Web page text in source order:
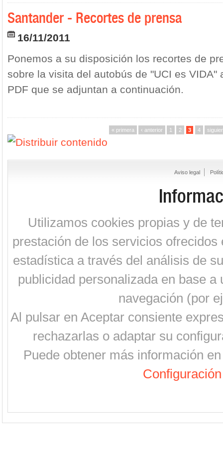
Santander - Recortes de prensa
16/11/2011
Ponemos a su disposición los recortes de
sobre la visita del autobús de "UCI es VIDA"
PDF que se adjuntan a continuación.
« primera ‹ anterior 1 2 3 4
Aviso legal
Utilizamos cookies propias y de
prestación de los servicios
estadística a través del análisis de
publicidad personalizada en base
navegación (por
Al pulsar en Aceptar consiente
rechazarlas o adaptar su
Puede obtener más información